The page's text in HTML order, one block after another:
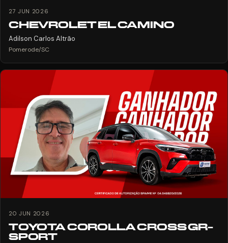
27 JUN 2026
CHEVROLET EL CAMINO
Adilson Carlos Altrão
Pomerode/SC
20 JUN 2026
TOYOTA COROLLA CROSS GR-
SPORT